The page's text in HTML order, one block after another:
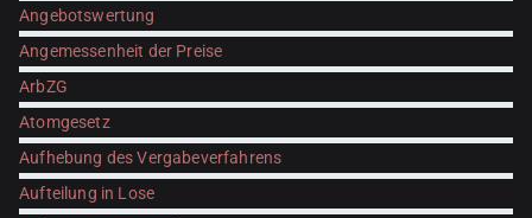
Angebotswertung
Angemessenheit der Preise
ArbZG
Atomgesetz
Aufhebung des Vergabeverfahrens
Aufteilung in Lose